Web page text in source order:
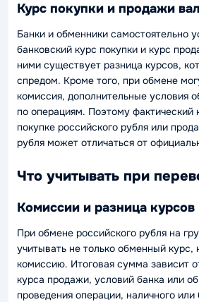
Курс покупки и продажи
Банки и обменники самостоятельно
банковский курс покупки и курс
ними существует разница курсов,
спредом. Кроме того, при обмене
комиссия, дополнительные условия
по операциям. Поэтому фактический
покупке российского рубля или
рубля может отличаться от
Что учитывать при
Комиссии и разница курсов
При обмене российского рубля на
учитывать не только обменный
комиссию. Итоговая сумма зависит
курса продажи, условий банка или
проведения операции, наличного или